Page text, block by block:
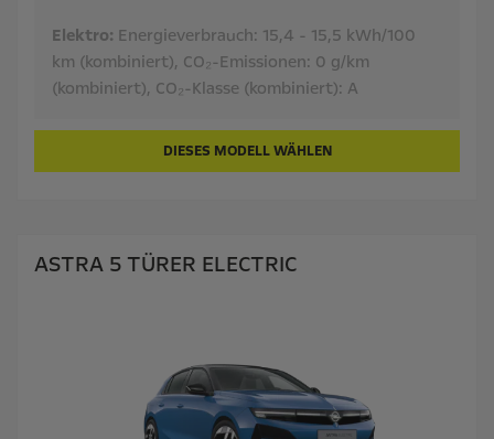
Elektro: Energieverbrauch: 15,4 - 15,5 kWh/100
km (kombiniert), CO₂-Emissionen: 0 g/km
(kombiniert), CO₂-Klasse (kombiniert): A
DIESES MODELL WÄHLEN
ASTRA 5 TÜRER ELECTRIC